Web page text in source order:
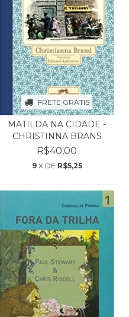
FRETE GRÁTIS
MATILDA NA CIDADE -
CHRISTINNA BRANS
R$40,00
9 X DE R$5,25